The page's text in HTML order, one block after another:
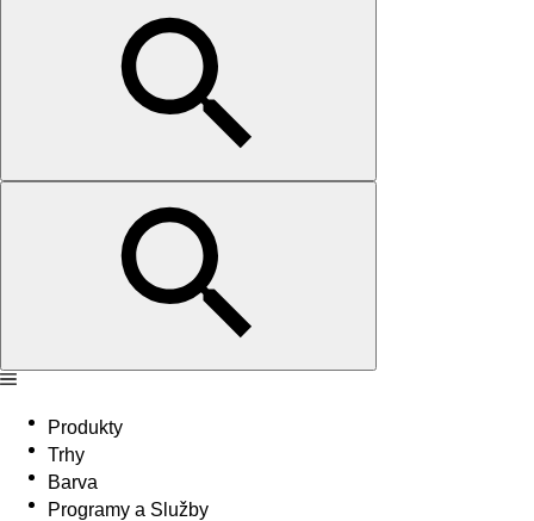
Produkty
Trhy
Barva
Programy a Služby